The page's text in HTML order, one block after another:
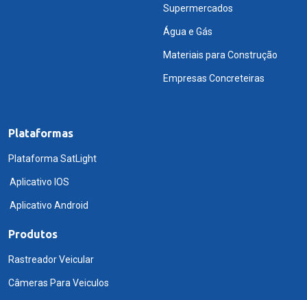
Supermercados
Água e Gás
Materiais para Construção
Empresas Concreteiras
Plataformas
Plataforma SatLight
Aplicativo IOS
Aplicativo Android
Produtos
Rastreador Veicular
Câmeras Para Veiculos